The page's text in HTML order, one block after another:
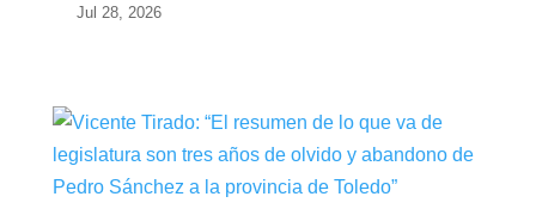
Jul 28, 2026